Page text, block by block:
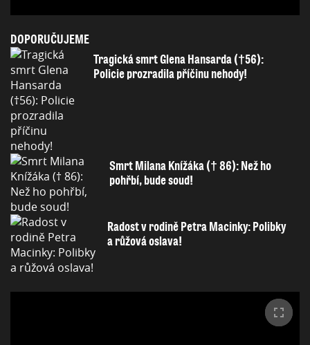
DOPORUČUJEME
Tragická smrt Glena Hansarda (†56):
Policie prozradila příčinu nehody!
Smrt Milana Knížáka († 86): Než ho
pohřbí, bude soud!
Radost v rodině Petra Macinky: Polibky
a růžová oslava!